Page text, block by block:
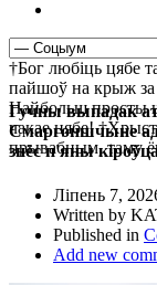
†Бог любіць цябе
пайшоў на крыж за
Найбольш просты
чакае цябе!
прывабным, таму
Гучны выпадак
Смаргоншчыне
знёс п'яны
Ліпень 7,
Written by
Published in
Add new